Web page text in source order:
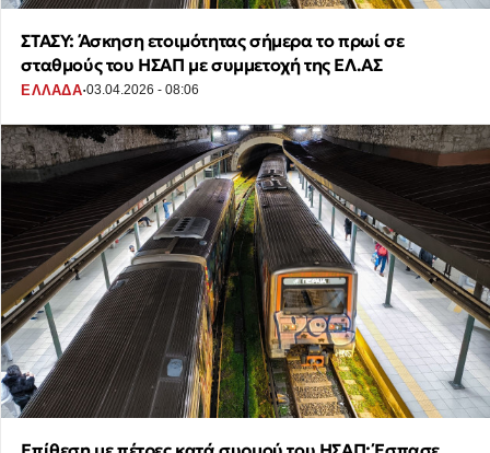
ΣΤΑΣΥ: Άσκηση ετοιμότητας σήμερα το πρωί σε
σταθμούς του ΗΣΑΠ με συμμετοχή της ΕΛ.ΑΣ
ΕΛΛΑΔΑ·03.04.2026 - 08:06